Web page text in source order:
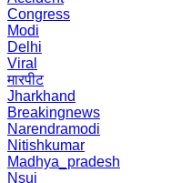
Congress
Modi
Delhi
Viral
मारपीट
Jharkhand
Breakingnews
Narendramodi
Nitishkumar
Madhya_pradesh
Nsui